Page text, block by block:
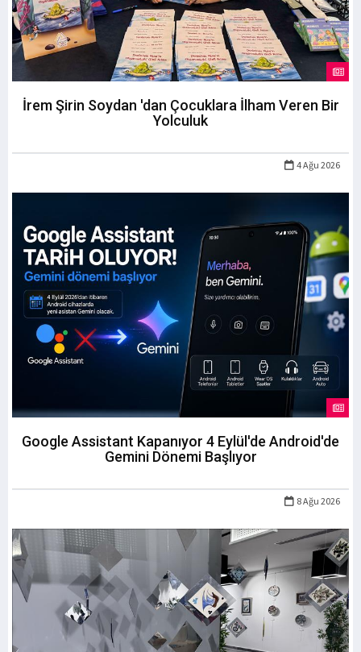
İrem Şirin Soydan 'dan Çocuklara İlham Veren Bir
Yolculuk
4 Ağu 2026
Google Assistant Kapanıyor 4 Eylül'de Android'de
Gemini Dönemi Başlıyor
8 Ağu 2026